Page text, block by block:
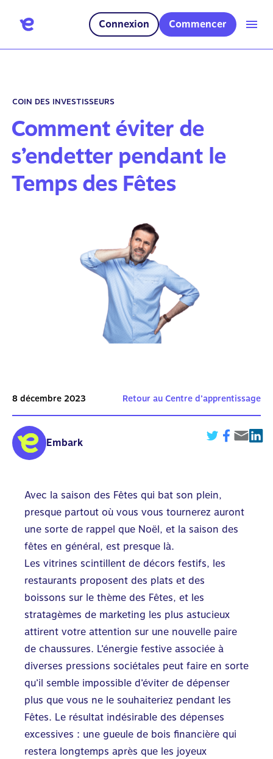
Connexion Commencer
COIN DES INVESTISSEURS
Comment éviter de
s’endetter pendant le
Temps des Fêtes
8 décembre 2023 Retour au Centre d’apprentissage
Embark
Avec la saison des Fêtes qui bat son plein,
presque partout où vous vous tournerez auront
une sorte de rappel que Noël, et la saison des
fêtes en général, est presque là.
Les vitrines scintillent de décors festifs, les
restaurants proposent des plats et des
boissons sur le thème des Fêtes, et les
stratagèmes de marketing les plus astucieux
attirent votre attention sur une nouvelle paire
de chaussures. L’énergie festive associée à
diverses pressions sociétales peut faire en sorte
qu’il semble impossible d’éviter de dépenser
plus que vous ne le souhaiteriez pendant les
Fêtes. Le résultat indésirable des dépenses
excessives : une gueule de bois financière qui
restera longtemps après que les joyeux